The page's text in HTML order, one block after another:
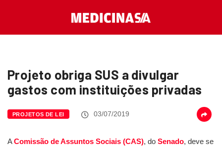
Projeto obriga SUS a divulgar
gastos com instituições privadas
PROJETOS DE LEI 03/07/2019
AComissão de Assuntos Sociais (CAS), do Senado, deve se